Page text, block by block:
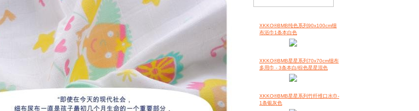
XKKO®BMB纯色系列90x100cm细
布浴巾1条本白色
XKKO®BMB星星系列70x70cm细布
多用巾 - 3条本白/棕色星星混色
XKKO®BMB星星系列竹纤维口水巾-
1条银灰色